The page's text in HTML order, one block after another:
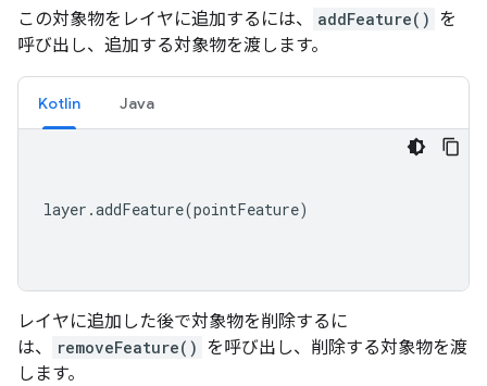
この対象物をレイヤに追加するには、 addFeature() を
呼び出し、追加する対象物を渡します。
Kotlin Java
layer .addFeature(pointFeature)
レイヤに追加した後で対象物を削除するに
は、
removeFeature() を呼び出し、削除する対象物を渡
します。